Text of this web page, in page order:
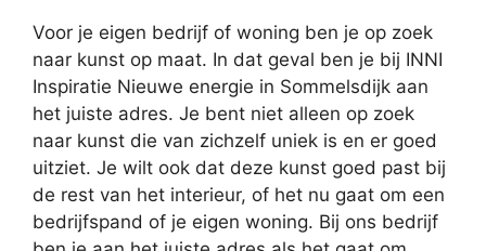
Voor je eigen bedrijf of woning ben je op zoek
naar kunst op maat. In dat geval ben je bij INNI
Inspiratie Nieuwe energie in Sommelsdijk aan
het juiste adres. Je bent niet alleen op zoek
naar kunst die van zichzelf uniek is en er goed
uitziet. Je wilt ook dat deze kunst goed past bij
de rest van het interieur, of het nu gaat om een
bedrijfspand of je eigen woning. Bij ons bedrijf